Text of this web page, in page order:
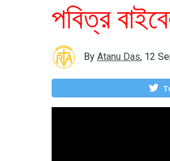
পবিত্র
By Atanu Das, 12